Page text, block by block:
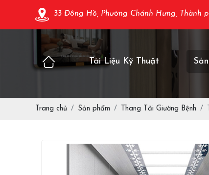
33 Đông Hồ, Phường Chánh Hưng, Thành
Tài Liệu Kỹ Thuật
Trang chủ Sản phẩm Thang Tải Giường Bệnh